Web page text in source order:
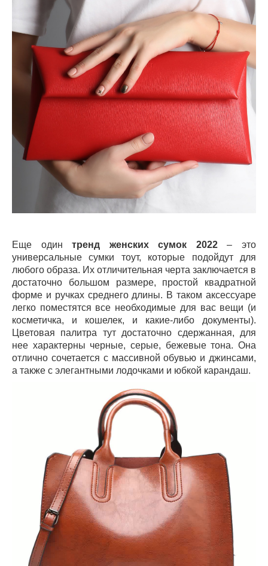
Еще одинтренд женских сумок 2022– это
универсальные сумки тоут, которые подойдут для
любого образа. Их отличительная черта заключается в
достаточно большом размере, простой квадратной
форме и ручках среднего длины. В таком аксессуаре
легко поместятся все необходимые для вас вещи (и
косметичка, и кошелек, и какие-либо документы).
Цветовая палитра тут достаточно сдержанная, для
нее характерны черные, серые, бежевые тона. Она
отлично сочетается с массивной обувью и джинсами,
а также с элегантными лодочками и юбкой карандаш.